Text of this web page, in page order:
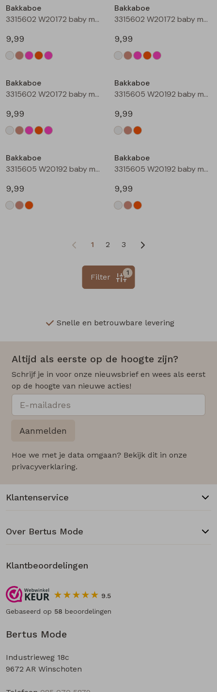
Bakkaboe
3315602 W20172 baby meisjes T-shirt lm Rose
9,99
Bakkaboe
3315602 W20172 baby meisjes T-shirt lm Perzik
9,99
Bakkaboe
3315602 W20172 baby meisjes T-shirt lm Rose
9,99
Bakkaboe
3315605 W20192 baby meisjes T-shirt lm Cream
9,99
Bakkaboe
3315605 W20192 baby meisjes T-shirt lm Taupe
9,99
Bakkaboe
3315605 W20192 baby meisjes T-shirt lm Perzik
9,99
1 2 3
1
Filter
Snelle en betrouwbare levering
Altijd als eerste op de hoogte zijn?
Schrijf je in voor onze nieuwsbrief en wees als eerst
op de hoogte van nieuwe acties!
Aanmelden
Hoe we met je data omgaan? Bekijk dit in onze
privacyverklaring.
Bertus Mode
Industrieweg 18c
9672 AR Winschoten
Klantenservice
Over Bertus Mode
Klantbeoordelingen
9.5
Gebaseerd op 58 beoordelingen